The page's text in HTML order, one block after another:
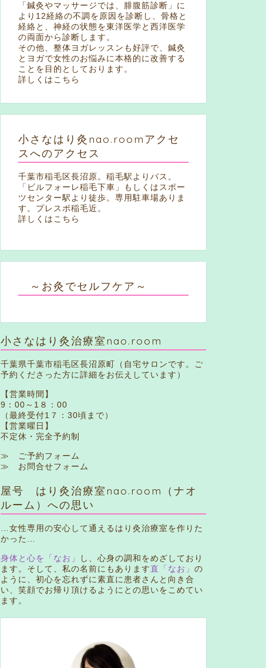
「鍼灸やマッサージでは、腓腹筋診断」に
より12経絡の不調を原因を診断し、骨格と
経絡と、神経の状態を東洋医学と西洋医学
の両面から診断します。
その他、整体ヨガレッスンも好評で、鍼灸
とヨガで女性のお悩みに本格的に改善する
ことを目的としております。
詳しくはこちら
小さなはり灸nao.roomアクセ
スへのアクセス
千葉市稲毛区長沼原。稲毛駅よりバス。
「ビルフォーレ稲毛下車」もしくはスポー
ツセンター駅より徒歩。専用駐車場ありま
す。プレスポ稲毛近。
詳しくはこちら
～お灸でセルフケア～
小さなはり灸治療室nao.room
千葉県千葉市稲毛区長沼原町（自宅サロンです。ご
予約くださった方に詳細をお伝えしています）
【営業時間】
9：00～1８：00
（最終受付1７：30頃まで）
【営業曜日】
不定休・完全予約制
≫ ご予約フォーム
≫ お問合せフォーム
屋号 はり灸治療室nao.room（ナオ
ルーム）への思い
…女性専用の安心して通えるはり灸治療室を作りた
かった…
身体と心を「なお」
し、心身の調和をめざしており
ます。そして、私の名前にもあります直「なお」 の
ように、初心を忘れずに素直に患者さんと向き合
い、笑顔でお帰り頂けるようにとの思いをこめてい
ます。